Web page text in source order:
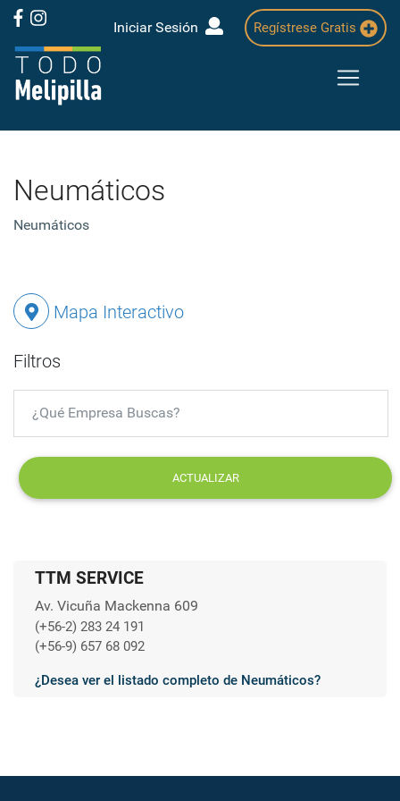
Iniciar Sesión Regístrese Gratis
Neumáticos
Neumáticos
Mapa Interactivo
Filtros
ACTUALIZAR
TTM SERVICE
Av. Vicuña Mackenna 609
(+56-2) 283 24 191
(+56-9) 657 68 092
¿Desea ver el listado completo de Neumáticos?